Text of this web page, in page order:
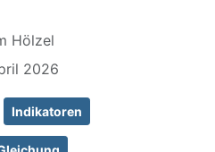
Hölzel
2026
Indikatoren